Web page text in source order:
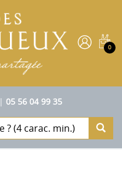
0
| 05 56 04 99 35